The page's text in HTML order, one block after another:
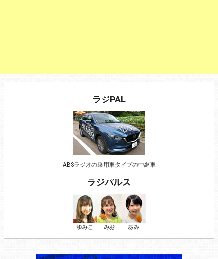
ラジPAL
ABSラジオの乗用車タイプの中継車
ラジパルス